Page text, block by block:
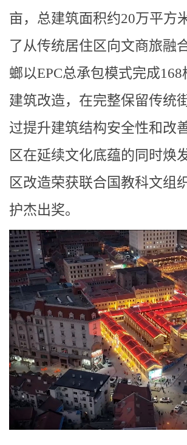
亩，总建筑面积约20万平方
了从传统居住区向文商旅融
螂以EPC总承包模式完成
建筑改造，在完整保留传统
过提升建筑结构安全性和改
区在延续文化底蕴的同时焕
区改造荣获联合国教科文组
护杰出奖。